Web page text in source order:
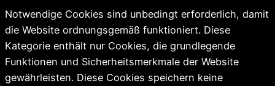
Notwendige Cookies sind unbedingt erforderlich, damit
die Website ordnungsgemäß funktioniert. Diese
Kategorie enthält nur Cookies, die grundlegende
Funktionen und Sicherheitsmerkmale der Website
gewährleisten. Diese Cookies speichern keine